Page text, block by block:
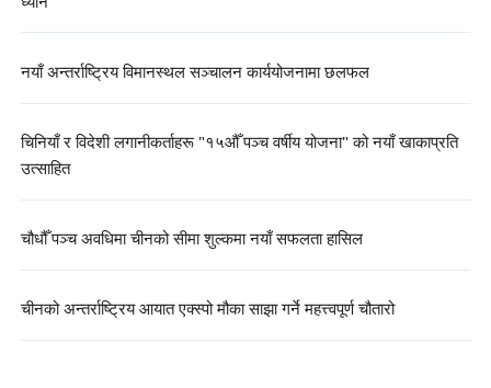
नयाँ अन्तर्राष्ट्रिय विमानस्थल सञ्चालन कार्ययोजनामा छलफल
चिनियाँ र विदेशी लगानीकर्ताहरू "१५औँ पञ्च वर्षीय योजना" को नयाँ खाकाप्रति
उत्साहित
चौधौँ पञ्च अवधिमा चीनको सीमा शुल्कमा नयाँ सफलता हासिल
चीनको अन्तर्राष्ट्रिय आयात एक्स्पो मौका साझा गर्ने महत्त्वपूर्ण चौतारो